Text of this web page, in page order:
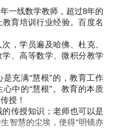
把你的问题更具体化。毕
个小问题。请把你的问题
精确的准备，提升见面效
验，10年以上教育培训行
超过千人次，学员遍及哈
对高考数学、高等数学、
：
做些什么？
一些简单的技巧？
孩子帮助比较大？
的阅读书目。
把你的问题更具体化。毕
一线数学教师，超过8年的
育培训行业经验。百度名
，学员遍及哈佛、杜克、
、高等数学、微积分教学
充满“慧根”的，教育工作
中的“慧根”。教育的本质
授！
传授知识；老师也可以是
智慧的尘埃，使得“明镜亦